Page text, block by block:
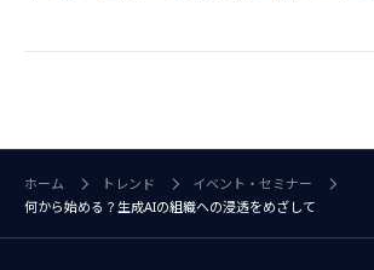
ホーム トレンド
イベント・セミナー
何から始める？生成AIの組織への浸透をめざして